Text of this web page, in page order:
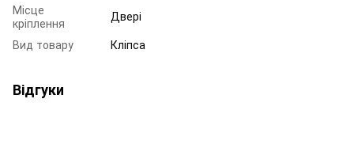
Місце
кріплення
Двері
Вид товару
Кліпса
Відгуки